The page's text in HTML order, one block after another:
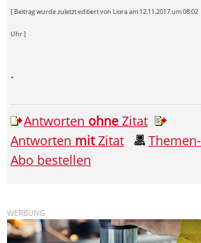
[ Beitrag wurde zuletzt editiert von Liora am 12.11.2017 um 08:02
Uhr ]
.
Antworten ohne Zitat
Antworten mitZitat
Themen-
Abo bestellen